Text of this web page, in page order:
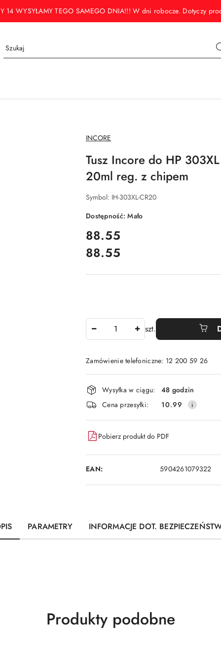
14 WYSYŁAMY TEGO SAMEGO DNIA!!! W dni robocze. Dotyczy
NAZWA
PRODUCENTA:
INCORE
Tusz Incore do HP
20ml reg. z chipem
Symbol: IH-303XL-CR20
Dostępność:Mało
cena:
88.55
Cena:
88.55
szt.
Zamówienie telefoniczne: 12 200 59 26
Dostępność
i
dostawa
Wysyłka w ciągu:
48 godzin
Cena przesyłki:
10.99
Pobierz produkt do PDF
EAN: 5904261079322
PARAMETRY INFORMACJE DOT.
Produkty
Produkty podobne